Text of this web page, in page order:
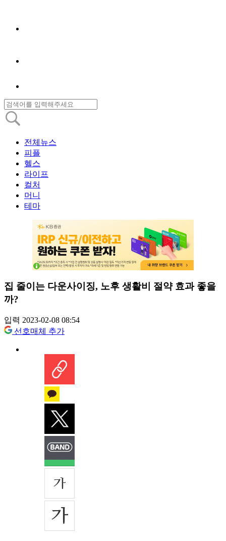
전체뉴스
피플
헬스
라이프
컬처
머니
테마
집 줄이는 다운사이징, 노후 생활비 절약 효과 좋을
까?
입력 2023-02-08 08:54
선호매체 추가